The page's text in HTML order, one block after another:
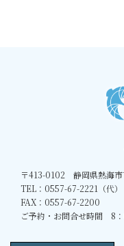
〒413-0102 静岡県熱海市
TEL：0557-67-2221（代）
FAX：0557-67-2200
ご予約・お問合せ時間 8